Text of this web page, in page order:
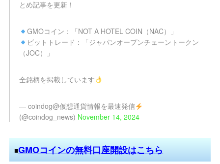
とめ記事を更新！
GMOコイン：「NOT A HOTEL COIN（NAC）」
ビットトレード：「ジャパンオープンチェーントークン
（JOC）」
全銘柄を掲載しています
— coindog@仮想通貨情報を最速発信
(@coindog_news) November 14, 2024
■GMOコインの無料口座開設はこちら